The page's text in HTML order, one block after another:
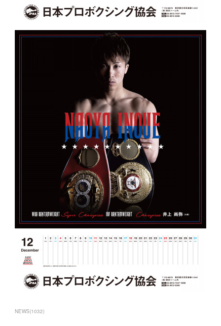
NEWS(1032)